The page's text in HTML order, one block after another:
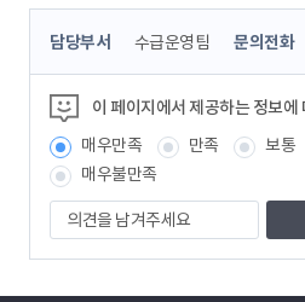
콘
츠
정
보
책
임
자
담당부서 수급운영팀 문의전화
이 페이지에서 제공하는 정보에
매우만족
만족 보통
매우불만족
의
견
을